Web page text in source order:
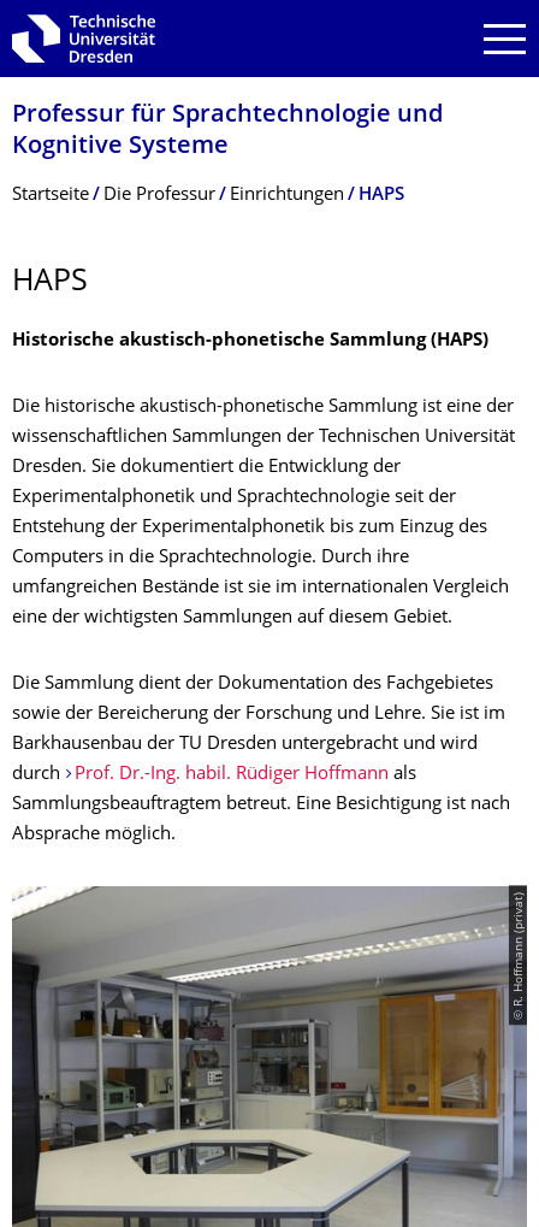
Zur Hauptnavigation springen
Zur Suche springen
Zum Inhalt springen
Professur für Sprachtechnologie und
Kognitive Systeme
Breadcrumb-Menü
Startseite Die Professur Einrichtungen HAPS
HAPS
Historische akustisch-phonetische Sammlung (HAPS)
Die historische akustisch-phonetische Sammlung ist eine der
wissenschaftlichen Sammlungen der Technischen Universität
Dresden. Sie dokumentiert die Entwicklung der
Experimentalphonetik und Sprachtechnologie seit der
Entstehung der Experimentalphonetik bis zum Einzug des
Computers in die Sprachtechnologie. Durch ihre
umfangreichen Bestände ist sie im internationalen Vergleich
eine der wichtigsten Sammlungen auf diesem Gebiet.
Die Sammlung dient der Dokumentation des Fachgebietes
sowie der Bereicherung der Forschung und Lehre. Sie ist im
Barkhausenbau der TU Dresden untergebracht und wird
durch
Prof. Dr.-Ing. habil. Rüdiger Hoffmann als
Sammlungsbeauftragtem betreut. Eine Besichtigung ist nach
Absprache möglich.
© R. Hoffmann (privat)